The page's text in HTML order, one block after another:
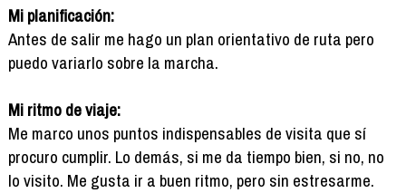
Mi planificación:
Antes de salir me hago un plan orientativo de ruta pero
puedo variarlo sobre la marcha.
Mi ritmo de viaje:
Me marco unos puntos indispensables de visita que sí
procuro cumplir. Lo demás, si me da tiempo bien, si no, no
lo visito. Me gusta ir a buen ritmo, pero sin estresarme.